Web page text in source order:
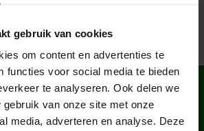
gebruik van cookies
om content en advertenties te
functies voor social media te bieden
te analyseren. Ook delen we
gebruik van onze site met onze
media, adverteren en analyse. Deze
DAT IN